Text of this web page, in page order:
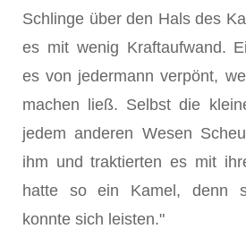
Schlinge über den Hals des
es mit wenig Kraftaufwand.
es von jedermann verpönt,
machen ließ. Selbst die
jedem anderen Wesen
ihm und traktierten es mit
hatte so ein Kamel, denn
konnte sich leisten."